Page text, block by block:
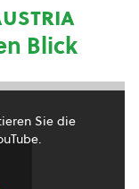
Blick
Sie die